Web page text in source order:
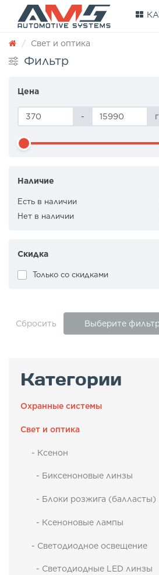
Свет и оптика
Фильтр
Цена
-
Наличие
Есть в наличии
Нет в наличии
Скидка
Только со cкидками
Сбросить Выберите
Категории
Охранные системы
Свет и оптика
- Ксенон
- Биксеноновые линзы
- Блоки розжига (балласты)
- Ксеноновые лампы
- Светодиодное освещение
- Светодиодные LED линзы